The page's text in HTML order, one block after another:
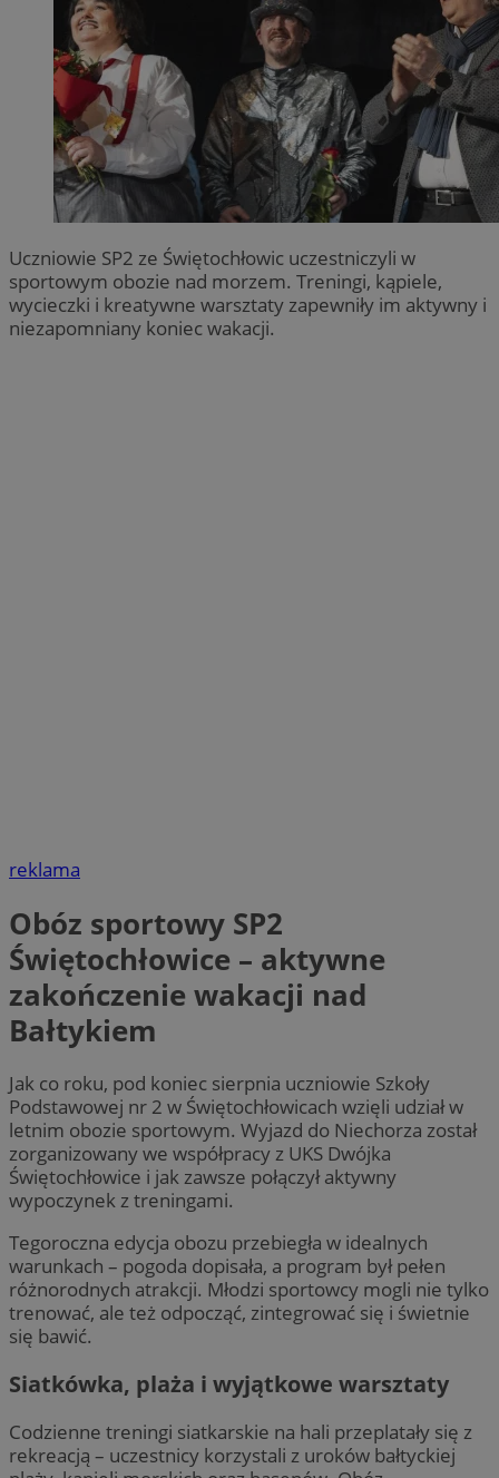
Uczniowie SP2 ze Świętochłowic uczestniczyli w
sportowym obozie nad morzem. Treningi, kąpiele,
wycieczki i kreatywne warsztaty zapewniły im aktywny i
niezapomniany koniec wakacji.
reklama
Obóz sportowy SP2
Świętochłowice – aktywne
zakończenie wakacji nad
Bałtykiem
Jak co roku, pod koniec sierpnia uczniowie Szkoły
Podstawowej nr 2 w Świętochłowicach wzięli udział w
letnim obozie sportowym. Wyjazd do Niechorza został
zorganizowany we współpracy z UKS Dwójka
Świętochłowice i jak zawsze połączył aktywny
wypoczynek z treningami.
Tegoroczna edycja obozu przebiegła w idealnych
warunkach – pogoda dopisała, a program był pełen
różnorodnych atrakcji. Młodzi sportowcy mogli nie tylko
trenować, ale też odpocząć, zintegrować się i świetnie
się bawić.
Siatkówka, plaża i wyjątkowe warsztaty
Codzienne treningi siatkarskie na hali przeplatały się z
rekreacją – uczestnicy korzystali z uroków bałtyckiej